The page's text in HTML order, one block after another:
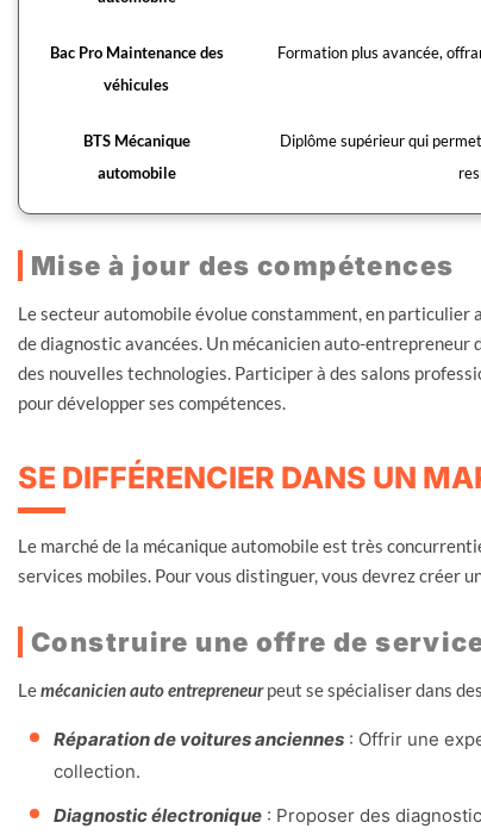
Bac Pro Maintenance des
véhicules
Formation plus avancée,
BTS Mécanique
automobile
Diplôme supérieur qui
Mise à jour des compétences
Le secteur automobile évolue constamment, en particulier
de diagnostic avancées. Un mécanicien auto-
des nouvelles technologies. Participer à des salons
pour développer ses compétences.
SE DIFFÉRENCIER DANS UN
Le marché de la mécanique automobile est très
services mobiles. Pour vous distinguer, vous devrez créer
Construire une offre de
Lemécanicien auto entrepreneurpeut se spécialiser dans
Réparation de voitures anciennes : Offrir une
collection.
Diagnostic électronique : Proposer des